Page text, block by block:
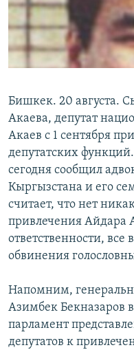
Бишкек. 20 августа.
Акаева, депутат
Акаев с 1 сентября
депутатских
сегодня сообщил
Кыргызстана и его
считает, что нет
привлечения Айдара
ответственности,
обвинения
Напомним,
Азимбек Бекназаров
парламент
депутатов к